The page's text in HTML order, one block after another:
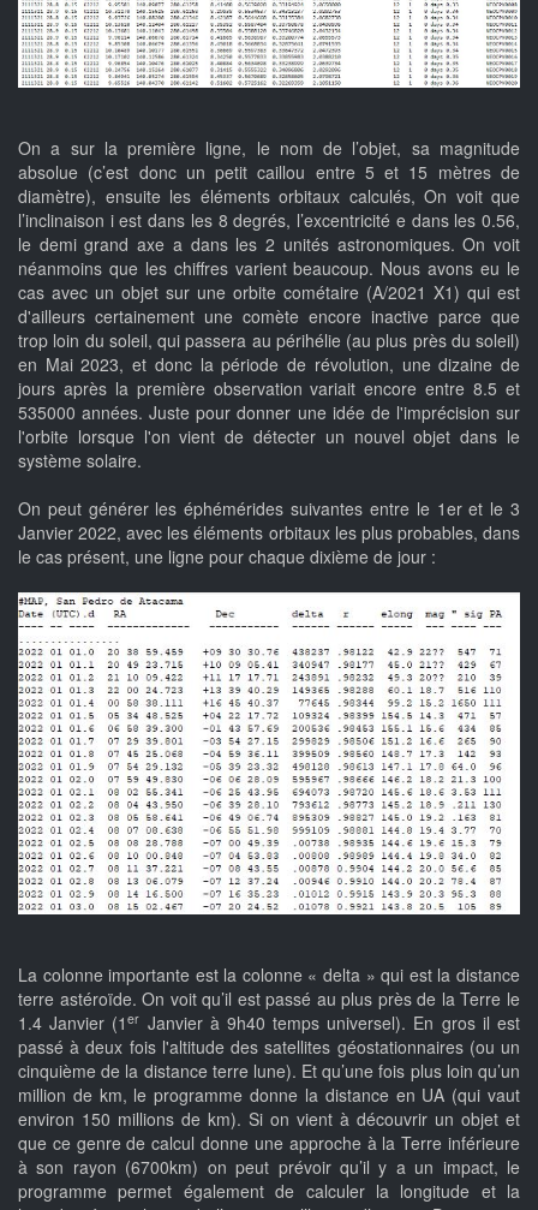
On a sur la première ligne, le nom de l’objet, sa magnitude
absolue (c’est donc un petit caillou entre 5 et 15 mètres de
diamètre), ensuite les éléments orbitaux calculés, On voit que
l’inclinaison i est dans les 8 degrés, l’excentricité e dans les 0.56,
le demi grand axe a dans les 2 unités astronomiques. On voit
néanmoins que les chiffres varient beaucoup. Nous avons eu le
cas avec un objet sur une orbite cométaire (A/2021 X1) qui est
d'ailleurs certainement une comète encore inactive parce que
trop loin du soleil, qui passera au périhélie (au plus près du soleil)
en Mai 2023, et donc la période de révolution, une dizaine de
jours après la première observation variait encore entre 8.5 et
535000 années. Juste pour donner une idée de l'imprécision sur
l'orbite lorsque l'on vient de détecter un nouvel objet dans le
système solaire.
On peut générer les éphémérides suivantes entre le 1er et le 3
Janvier 2022, avec les éléments orbitaux les plus probables, dans
le cas présent, une ligne pour chaque dixième de jour :
La colonne importante est la colonne « delta » qui est la distance
terre astéroïde. On voit qu’il est passé au plus près de la Terre le
1.4 Janvier (1er Janvier à 9h40 temps universel). En gros il est
passé à deux fois l'altitude des satellites géostationnaires (ou un
cinquième de la distance terre lune). Et qu’une fois plus loin qu’un
million de km, le programme donne la distance en UA (qui vaut
environ 150 millions de km). Si on vient à découvrir un objet et
que ce genre de calcul donne une approche à la Terre inférieure
à son rayon (6700km) on peut prévoir qu’il y a un impact, le
programme permet également de calculer la longitude et la